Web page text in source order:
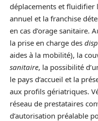
déplacements et fluidifier
annuel et la franchise
en cas d’orage sanitaire.
la prise en charge des
aides à la mobilité), la
sanitaire, la possibilité
le pays d’accueil et la
aux profils gériatriques.
réseau de prestataires
d’autorisation préalable